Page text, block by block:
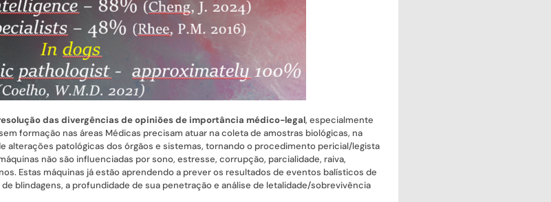
das divergências de opiniões de importância médico-legal, especialmente
formação nas áreas Médicas precisam atuar na coleta de amostras biológicas, na
alterações patológicas dos órgãos e sistemas, tornando o procedimento pericial/legista
não são influenciadas por sono, estresse, corrupção, parcialidade, raiva,
Estas máquinas já estão aprendendo a prever os resultados de eventos balísticos de
blindagens, a profundidade de sua penetração e análise de letalidade/sobrevivência